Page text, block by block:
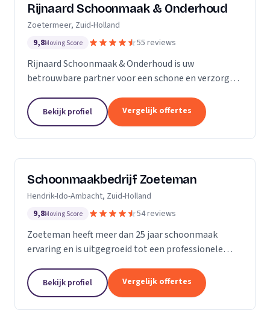
Rijnaard Schoonmaak & Onderhoud
Zoetermeer, Zuid-Holland
9,8Moving Score 55 reviews
Rijnaard Schoonmaak & Onderhoud is uw
betrouwbare partner voor een schone en verzorgde
goed georganiseerd schoonmaakbedrijf uit
Zoetermeer, bieden wij...
Bekijk profiel Vergelijk offertes
Schoonmaakbedrijf Zoeteman
Hendrik-Ido-Ambacht, Zuid-Holland
9,8Moving Score 54 reviews
Zoeteman heeft meer dan 25 jaar schoonmaak
ervaring en is uitgegroeid tot een professionele
medewerkers zijn we actief in de regio Rotterdam,...
Bekijk profiel Vergelijk offertes